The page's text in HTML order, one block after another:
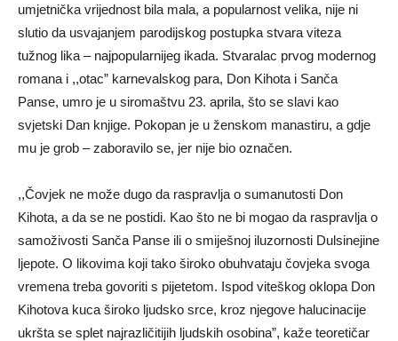
umjetnička vrijednost bila mala, a popularnost velika, nije ni
slutio da usvajanjem parodijskog postupka stvara viteza
tužnog lika – najpopularnijeg ikada. Stvaralac prvog modernog
romana i ,,otac” karnevalskog para, Don Kihota i Sanča
Panse, umro je u siromaštvu 23. aprila, što se slavi kao
svjetski Dan knjige. Pokopan je u ženskom manastiru, a gdje
mu je grob – zaboravilo se, jer nije bio označen.
,,Čovjek ne može dugo da raspravlja o sumanutosti Don
Kihota, a da se ne postidi. Kao što ne bi mogao da raspravlja o
samoživosti Sanča Panse ili o smiješnoj iluzornosti Dulsinejine
ljepote. O likovima koji tako široko obuhvataju čovjeka svoga
vremena treba govoriti s pijetetom. Ispod viteškog oklopa Don
Kihotova kuca široko ljudsko srce, kroz njegove halucinacije
ukršta se splet najrazličitijih ljudskih osobina”, kaže teoretičar